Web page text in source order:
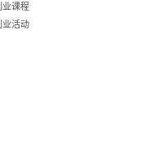
业课程
业活动